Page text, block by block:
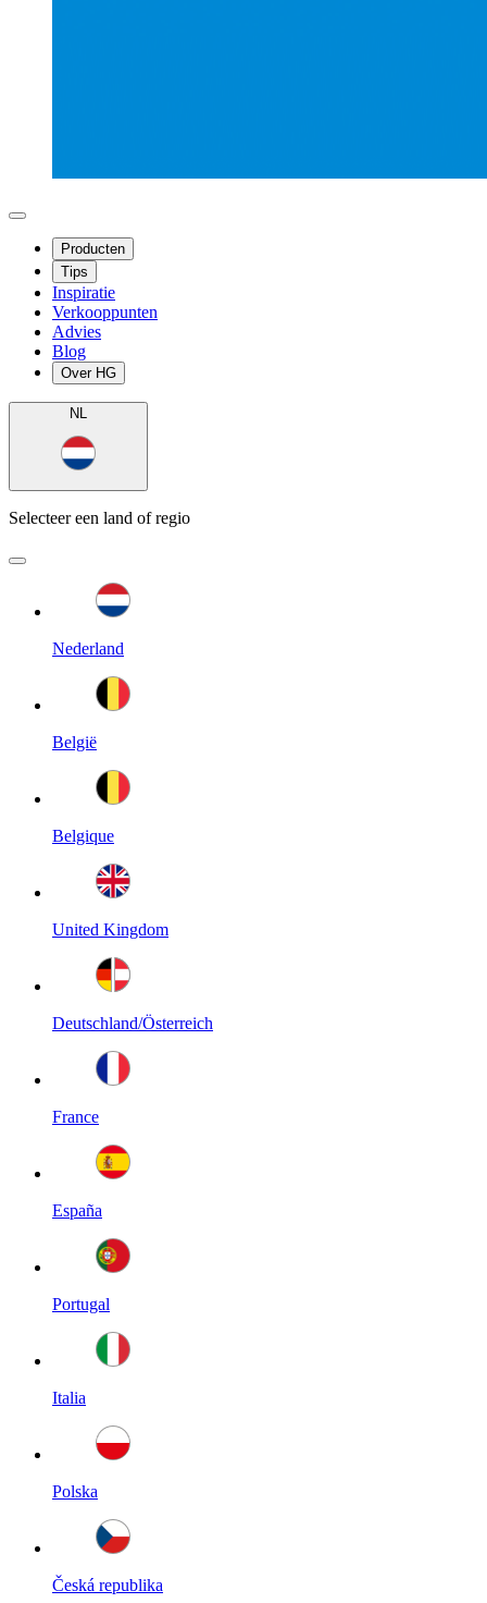
Producten
Tips
Inspiratie
Verkooppunten
Advies
Blog
Over HG
NL
Selecteer een land of regio
Nederland
België
Belgique
United Kingdom
Deutschland/Österreich
France
España
Portugal
Italia
Polska
Česká republika